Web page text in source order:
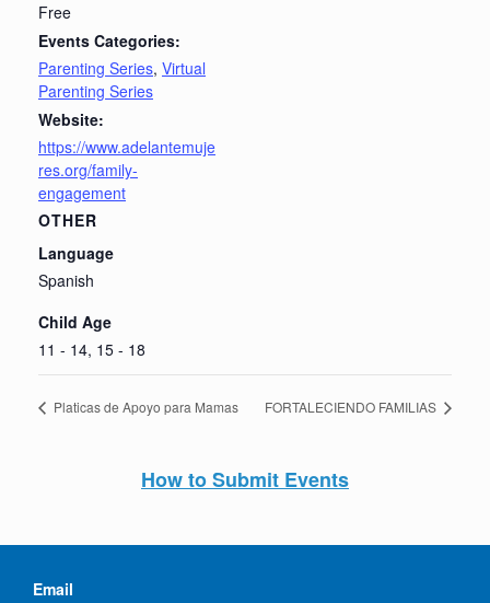
Free
Events Categories:
Parenting Series, Virtual
Parenting Series
Website:
https://www.adelantemuje
res.org/family-
engagement
OTHER
Language
Spanish
Child Age
11 - 14, 15 - 18
Platicas de Apoyo para Mamas FORTALECIENDO FAMILIAS
How to Submit Events
Email